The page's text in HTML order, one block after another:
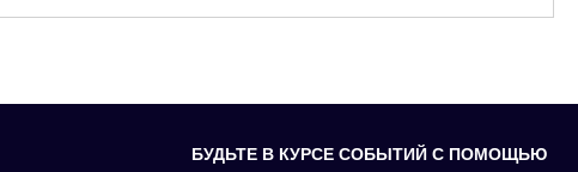
БУДЬТЕ В КУРСЕ СОБЫТИЙ С ПОМОЩЬЮ